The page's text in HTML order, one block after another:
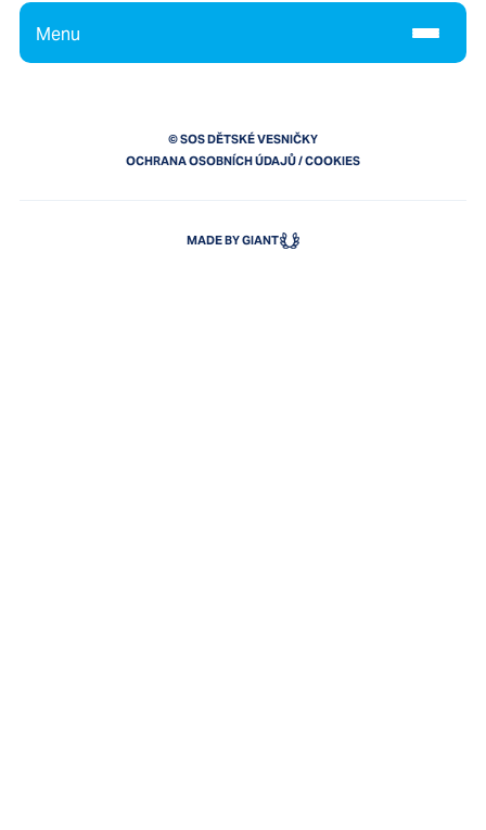
Menu
© SOS DĚTSKÉ VESNIČKY
OCHRANA OSOBNÍCH ÚDAJŮ/COOKIES
MADE BY GIANT